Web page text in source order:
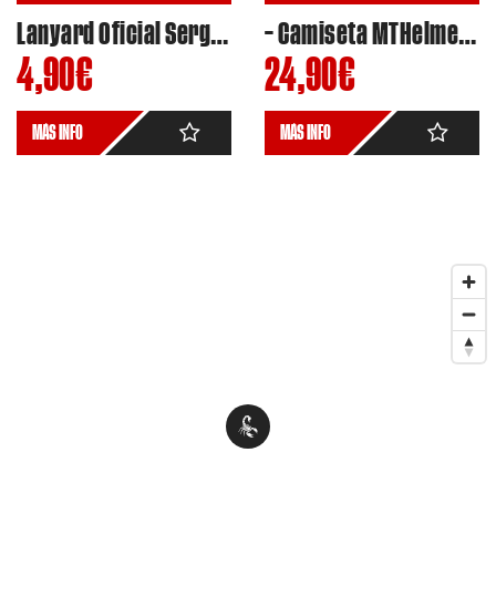
Lanyard Oficial Sergio Garcia Dols #03 Moto2 2024 – Ref.SGL2404
4,90€
MÁS INFO
– Camiseta MTHelmets-MSI x AI OGURA #79 Moto2 World Champion 2024 Edicion Limitada FullPrint
24,90€
MÁS INFO